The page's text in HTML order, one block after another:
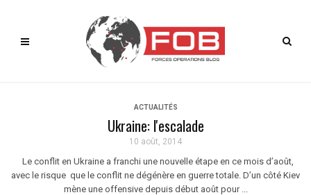
ACTUALITÉS
Ukraine: l'escalade
10 août, 2014
Le conflit en Ukraine a franchi une nouvelle étape en ce mois d’août,
avec le risque que le conflit ne dégénère en guerre totale. D’un côté Kiev
mène une offensive depuis début août pour ...